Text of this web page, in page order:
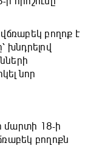
բողոք է
խնդրելով
նոր
18-ի
բողոքն